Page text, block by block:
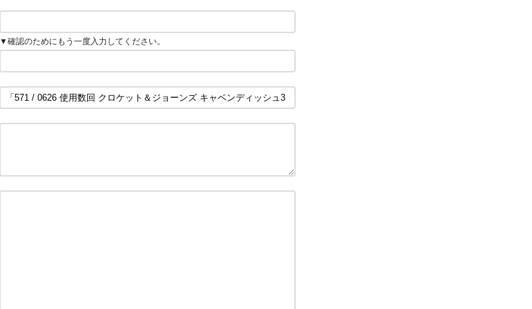
▼確認のためにもう一度入力してください。